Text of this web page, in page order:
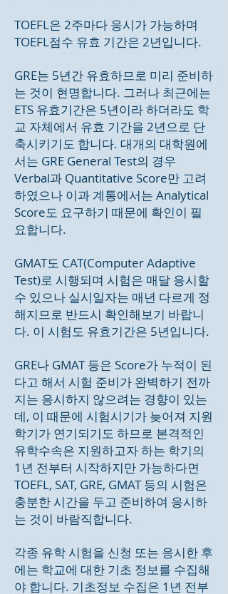
TOEFL은 2주마다 응시가 가능하며
TOEFL점수 유효 기간은 2년입니다.
GRE는 5년간 유효하므로 미리 준비하
는 것이 현명합니다. 그러나 최근에는
ETS 유효기간은 5년이라 하더라도 학
교 자체에서 유효 기간을 2년으로 단
축시키기도 합니다. 대개의 대학원에
서는 GRE General Test의 경우
Verbal과 Quantitative Score만 고려
하였으나 이과 계통에서는 Analytical
Score도 요구하기 때문에 확인이 필
요합니다.
GMAT도 CAT(Computer Adaptive
Test)로 시행되며 시험은 매달 응시할
수 있으나 실시일자는 매년 다르게 정
해지므로 반드시 확인해보기 바랍니
다. 이 시험도 유효기간은 5년입니다.
GRE나 GMAT 등은 Score가 누적이 된
다고 해서 시험 준비가 완벽하기 전까
지는 응시하지 않으려는 경향이 있는
데, 이 때문에 시험시기가 늦어져 지원
학기가 연기되기도 하므로 본격적인
유학수속은 지원하고자 하는 학기의
1년 전부터 시작하지만 가능하다면
TOEFL, SAT, GRE, GMAT 등의 시험은
충분한 시간을 두고 준비하여 응시하
는 것이 바람직합니다.
각종 유학 시험을 신청 또는 응시한 후
에는 학교에 대한 기초 정보를 수집해
야 합니다. 기초정보 수집은 1년 전부